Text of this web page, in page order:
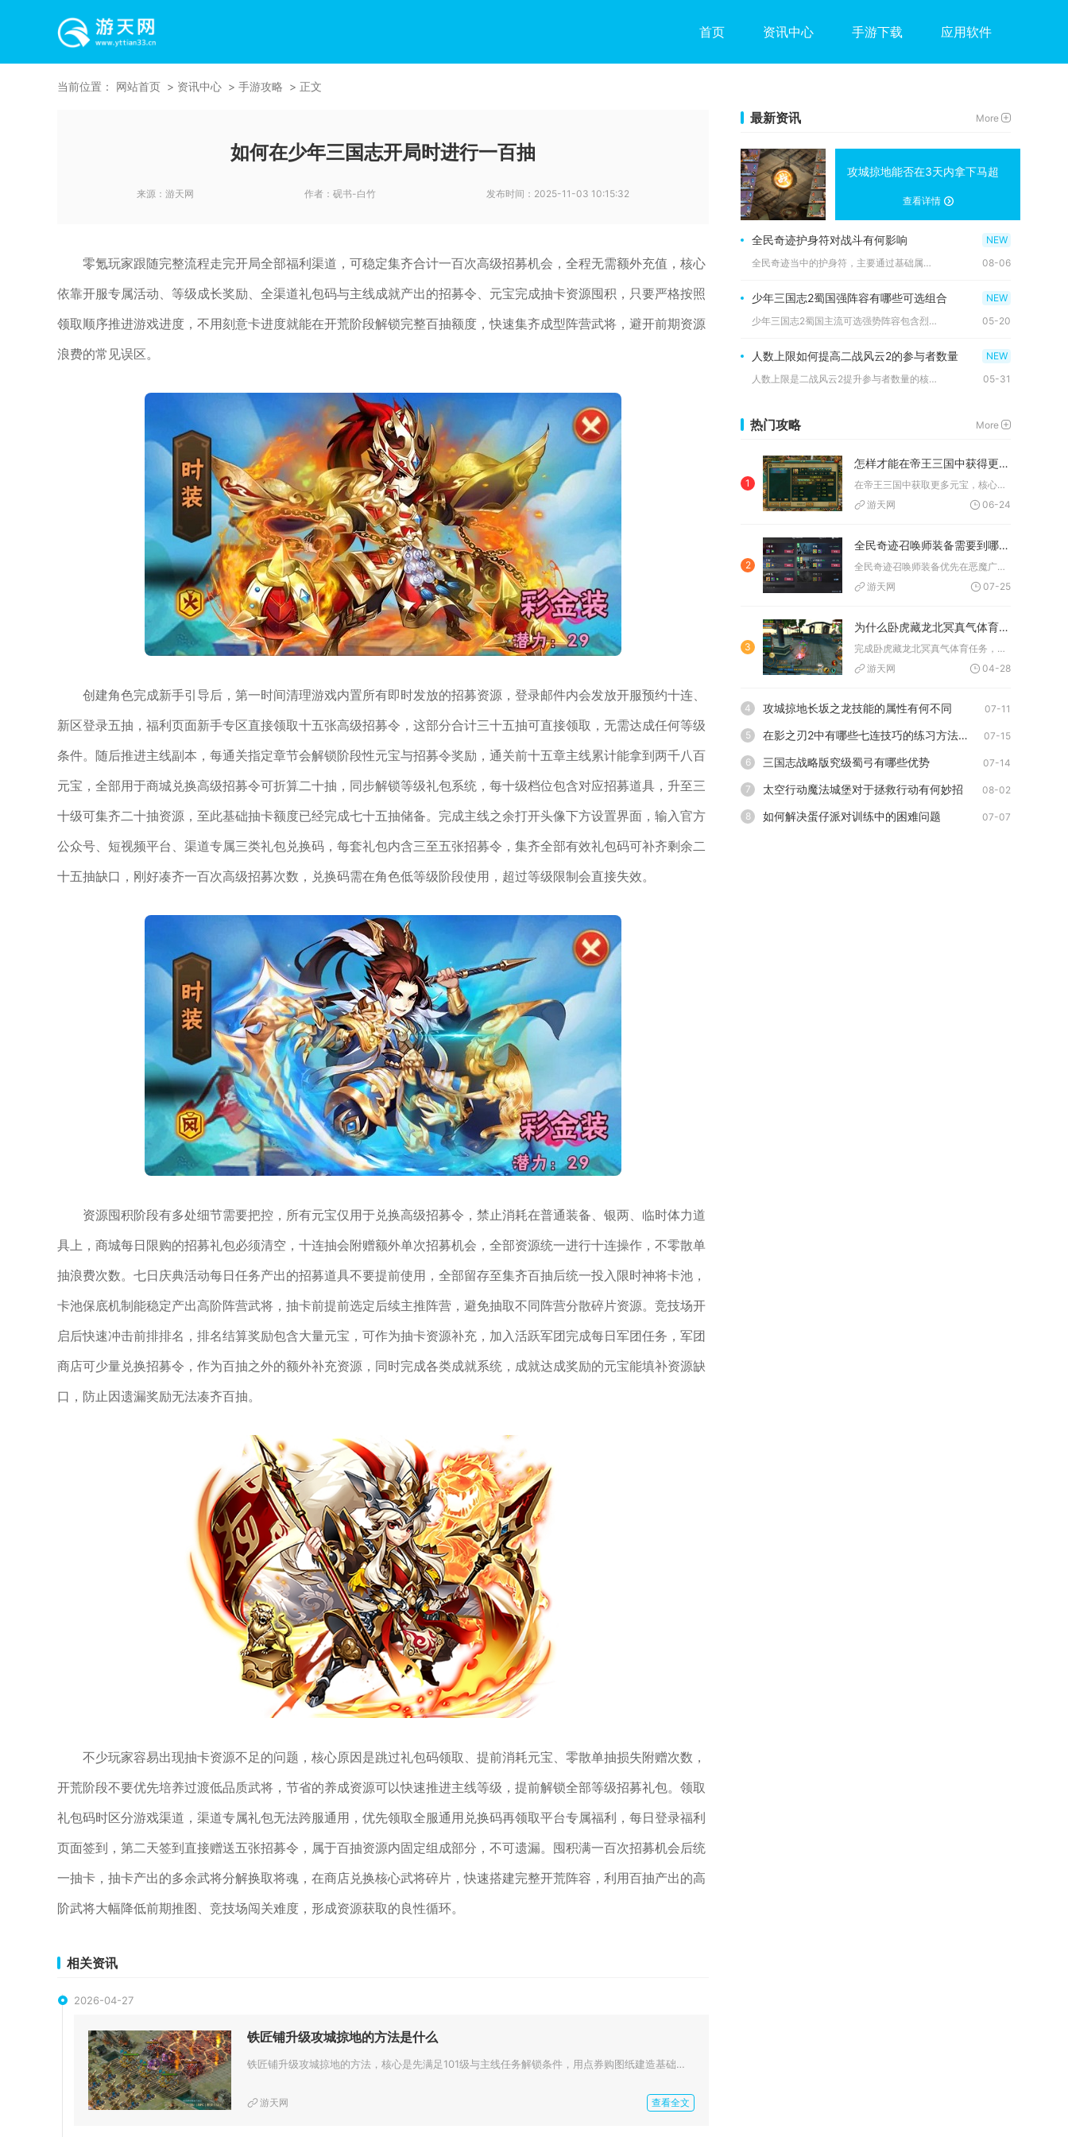
首页 资讯中心 手游下载 应用软件
当前位置： 网站首页 资讯中心 手游攻略 正文
如何在少年三国志开局时进行一百抽
来源： 游天网 作者： 砚书-白竹 发布时间： 2025-11-03 10:15:32
零氪玩家跟随完整流程走完开局全部福利渠道，可稳定集齐合计一百次高级招募机会，全程无需额外充值，核心
依靠开服专属活动、等级成长奖励、全渠道礼包码与主线成就产出的招募令、元宝完成抽卡资源囤积，只要严格按照
领取顺序推进游戏进度，不用刻意卡进度就能在开荒阶段解锁完整百抽额度，快速集齐成型阵营武将，避开前期资源
浪费的常见误区。
创建角色完成新手引导后，第一时间清理游戏内置所有即时发放的招募资源，登录邮件内会发放开服预约十连、
新区登录五抽，福利页面新手专区直接领取十五张高级招募令，这部分合计三十五抽可直接领取，无需达成任何等级
条件。随后推进主线副本，每通关指定章节会解锁阶段性元宝与招募令奖励，通关前十五章主线累计能拿到两千八百
元宝，全部用于商城兑换高级招募令可折算二十抽，同步解锁等级礼包系统，每十级档位包含对应招募道具，升至三
十级可集齐二十抽资源，至此基础抽卡额度已经完成七十五抽储备。完成主线之余打开头像下方设置界面，输入官方
公众号、短视频平台、渠道专属三类礼包兑换码，每套礼包内含三至五张招募令，集齐全部有效礼包码可补齐剩余二
十五抽缺口，刚好凑齐一百次高级招募次数，兑换码需在角色低等级阶段使用，超过等级限制会直接失效。
资源囤积阶段有多处细节需要把控，所有元宝仅用于兑换高级招募令，禁止消耗在普通装备、银两、临时体力道
具上，商城每日限购的招募礼包必须清空，十连抽会附赠额外单次招募机会，全部资源统一进行十连操作，不零散单
抽浪费次数。七日庆典活动每日任务产出的招募道具不要提前使用，全部留存至集齐百抽后统一投入限时神将卡池，
卡池保底机制能稳定产出高阶阵营武将，抽卡前提前选定后续主推阵营，避免抽取不同阵营分散碎片资源。竞技场开
启后快速冲击前排排名，排名结算奖励包含大量元宝，可作为抽卡资源补充，加入活跃军团完成每日军团任务，军团
商店可少量兑换招募令，作为百抽之外的额外补充资源，同时完成各类成就系统，成就达成奖励的元宝能填补资源缺
口，防止因遗漏奖励无法凑齐百抽。
不少玩家容易出现抽卡资源不足的问题，核心原因是跳过礼包码领取、提前消耗元宝、零散单抽损失附赠次数，
开荒阶段不要优先培养过渡低品质武将，节省的养成资源可以快速推进主线等级，提前解锁全部等级招募礼包。领取
礼包码时区分游戏渠道，渠道专属礼包无法跨服通用，优先领取全服通用兑换码再领取平台专属福利，每日登录福利
页面签到，第二天签到直接赠送五张招募令，属于百抽资源内固定组成部分，不可遗漏。囤积满一百次招募机会后统
一抽卡，抽卡产出的多余武将分解换取将魂，在商店兑换核心武将碎片，快速搭建完整开荒阵容，利用百抽产出的高
阶武将大幅降低前期推图、竞技场闯关难度，形成资源获取的良性循环。
相关资讯
2026-04-27
铁匠铺升级攻城掠地的方法是什么
铁匠铺升级攻城掠地的方法，核心是先满足101级与主线任务解锁条件，用点券购图纸建造基础铁匠铺，再按等级逐步解锁熔炼功能，...
游天网 查看全文
最新资讯 More
攻城掠地能否在3天内拿下马超
查看详情
全民奇迹护身符对战斗有何影响
全民奇迹当中的护身符，主要通过基础属性、进阶觉醒词条两大维度... 08-06
少年三国志2蜀国强阵容有哪些可选组合
少年三国志2蜀国主流可选强势阵容包含烈焰爆发流、铁三角续航流... 05-20
人数上限如何提高二战风云2的参与者数量
人数上限是二战风云2提升参与者数量的核心，优先通过建筑升级、... 05-31
热门攻略 More
1
怎样才能在帝王三国中获得更多的元宝
在帝王三国中获取更多元宝，核心在于坚持完成每日固定任务、积极...
游天网
06-24
2
全民奇迹召唤师装备需要到哪里收集
全民奇迹召唤师装备优先在恶魔广场、地狱剧情副本、世界野外BO...
游天网
07-25
3
为什么卧虎藏龙北冥真气体育任务如此重要
完成卧虎藏龙北冥真气体育任务，是解锁核心内功增益、提升武学输...
游天网
04-28
4 攻城掠地长坂之龙技能的属性有何不同 07-11
5 在影之刃2中有哪些七连技巧的练习方法值得推荐 07-15
6 三国志战略版究级蜀弓有哪些优势 07-14
7 太空行动魔法城堡对于拯救行动有何妙招 08-02
8 如何解决蛋仔派对训练中的困难问题 07-07